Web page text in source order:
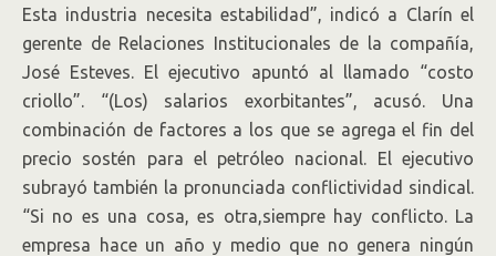
Esta industria necesita estabilidad”, indicó a Clarín el
gerente de Relaciones Institucionales de la compañía,
José Esteves. El ejecutivo apuntó al llamado “costo
criollo”. “(Los) salarios exorbitantes”, acusó. Una
combinación de factores a los que se agrega el fin del
precio sostén para el petróleo nacional. El ejecutivo
subrayó también la pronunciada conflictividad sindical.
“Si no es una cosa, es otra,siempre hay conflicto. La
empresa hace un año y medio que no genera ningún